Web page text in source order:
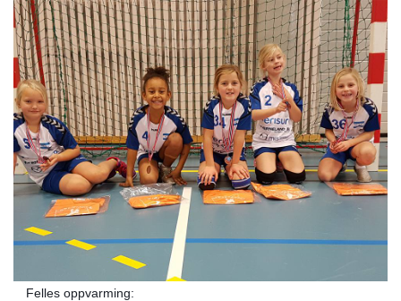
Felles oppvarming: